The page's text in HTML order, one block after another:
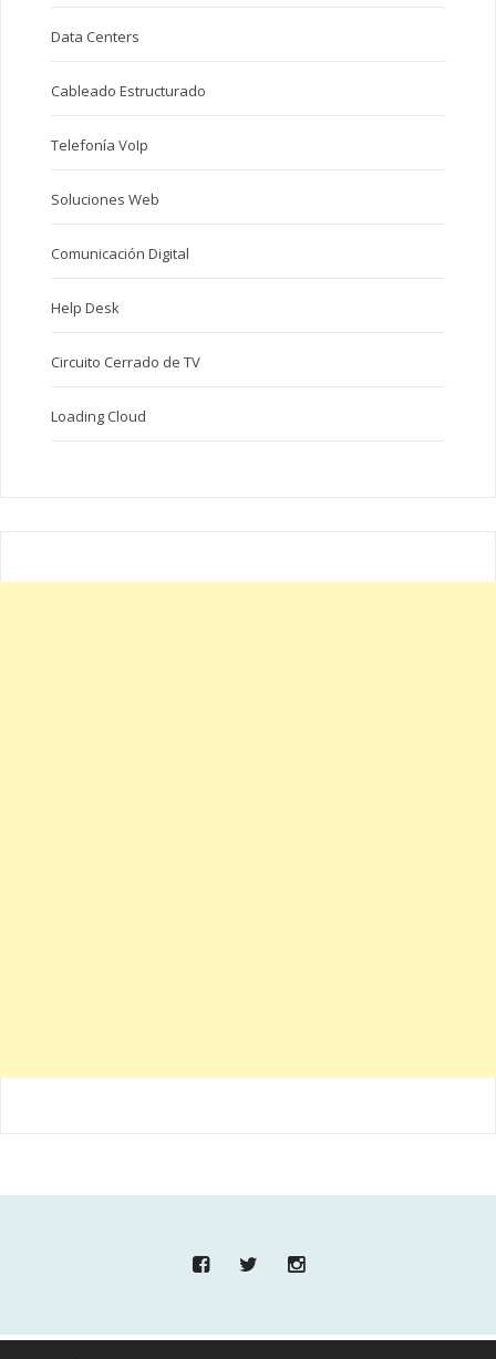
Data Centers
Cableado Estructurado
Telefonía VoIp
Soluciones Web
Comunicación Digital
Help Desk
Circuito Cerrado de TV
Loading Cloud